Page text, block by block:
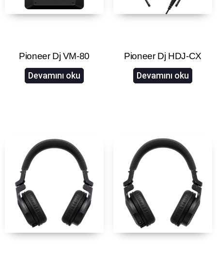
Pioneer Dj VM-80
Devamını oku
Pioneer Dj HDJ-CX
Devamını oku